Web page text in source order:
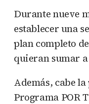
Durante nueve
establecer una
plan completo
quieran sumar
Además, cabe
Programa POR